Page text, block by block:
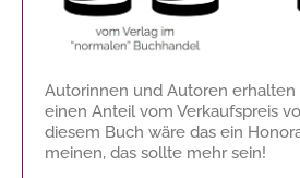
Autorinnen und Autoren erhalten
einen Anteil vom Verkaufspreis
diesem Buch wäre das ein
meinen, das sollte mehr sein!